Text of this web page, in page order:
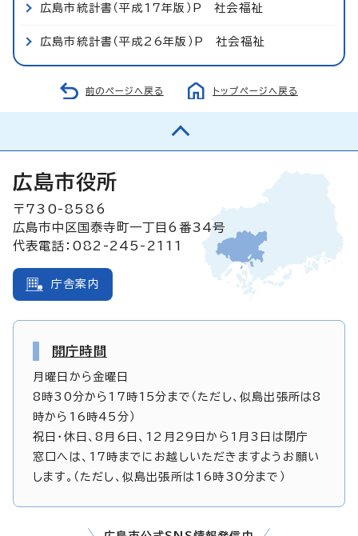
広島市統計書（平成17年版）P 社会福祉
広島市統計書（平成26年版）P 社会福祉
前のページへ戻る トップページへ戻る
広島市役所
〒730-8586
広島市中区国泰寺町一丁目6番34号
代表電話：082-245-2111
庁舎案内
開庁時間
月曜日から金曜日
8時30分から17時15分まで（ただし、似島出張所は8
時から16時45分）
祝日・休日、8月6日、12月29日から1月3日は閉庁
窓口へは、17時までにお越しいただきますようお願い
します。（ただし、似島出張所は16時30分まで）